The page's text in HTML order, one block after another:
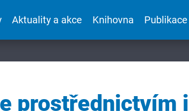
Aktuality a akce Knihovna Publikace
prostřednictvím